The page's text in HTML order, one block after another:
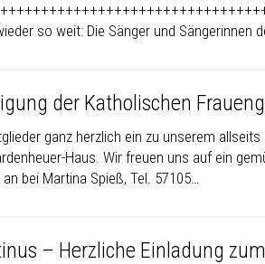
so weit: Die Sänger und
der Katholischen
ganz herzlich ein zu unserem
Haus. Wir freuen uns auf ein
bei Martina Spieß, Tel. 57105…
– Herzliche Einladung